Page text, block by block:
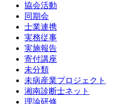
協会活動
同期会
士業連携
実務従事
実施報告
寄付講座
未分類
未病産業プロジェクト
湘南診断士ネット
理論研修